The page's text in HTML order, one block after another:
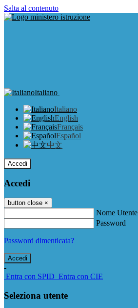
Salta al contenuto
Italiano
Italiano
English
Français
Español
中文
Accedi
Accedi
button close ×
Nome Utente
Password
Password dimenticata?
-
Entra con SPID Entra con CIE
Seleziona utente